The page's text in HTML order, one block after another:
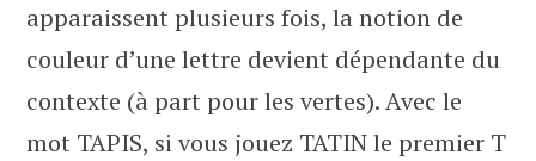
apparaissent plusieurs fois, la notion de
couleur d’une lettre devient dépendante du
contexte (à part pour les vertes). Avec le
mot TAPIS, si vous jouez TATIN le premier T